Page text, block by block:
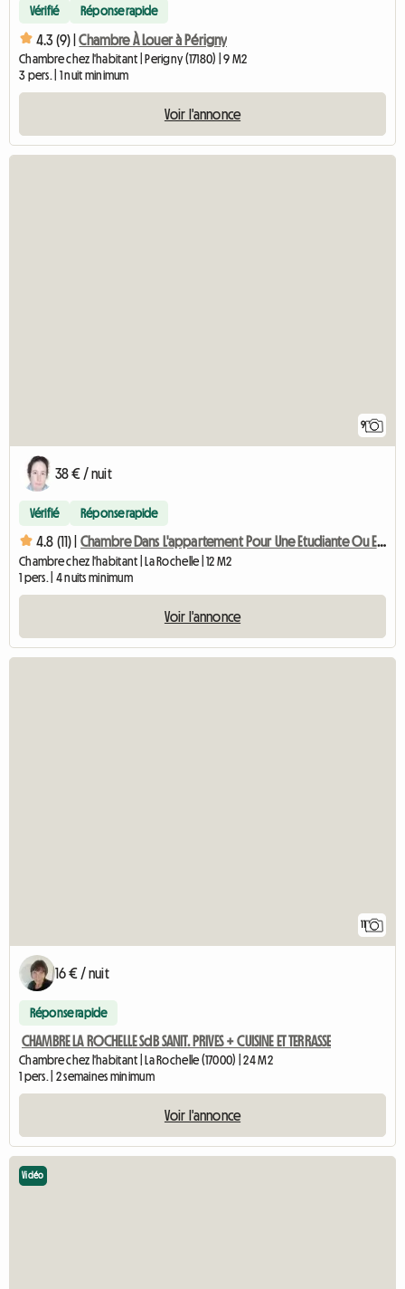
Vérifié Réponse rapide
4.3 (9) | Chambre À Louer à Périgny
Chambre chez l'habitant | Perigny (17180) | 9 M2
3 pers. | 1 nuit minimum
Voir l'annonce
9
38 € / nuit
Vérifié Réponse rapide
4.8 (11) | Chambre Dans L'appartement Pour Une Etudiante Ou Etudiant
Chambre chez l'habitant | La Rochelle | 12 M2
1 pers. | 4 nuits minimum
Voir l'annonce
11
16 € / nuit
Réponse rapide
CHAMBRE LA ROCHELLE SdB SANIT. PRIVES + CUISINE ET TERRASSE
Chambre chez l'habitant | La Rochelle (17000) | 24 M2
1 pers. | 2 semaines minimum
Voir l'annonce
Vidéo